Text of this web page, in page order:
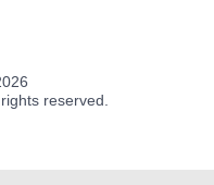
reserved.